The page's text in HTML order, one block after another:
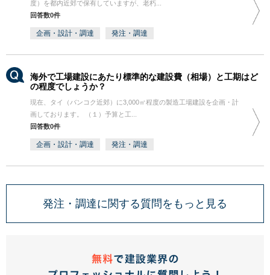
度）を都内近郊で保有していますが、老朽...
回答数0件
企画・設計・調達 発注・調達
海外で工場建設にあたり標準的な建設費（相場）と工期はど
の程度でしょうか？
現在、タイ（バンコク近郊）に3,000㎡程度の製造工場建設を企画・計
画しております。 （１）予算と工...
回答数0件
企画・設計・調達 発注・調達
発注・調達に関する質問をもっと見る